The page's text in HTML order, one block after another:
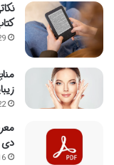
29
22
16